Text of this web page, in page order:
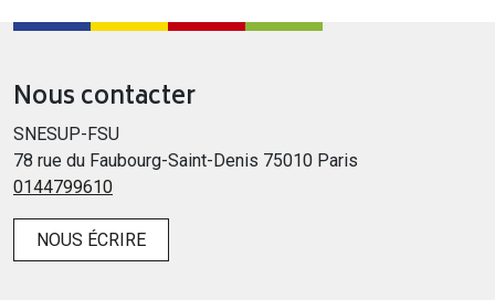
Nous contacter
SNESUP-FSU
78 rue du Faubourg-Saint-Denis 75010 Paris
0144799610
NOUS ÉCRIRE